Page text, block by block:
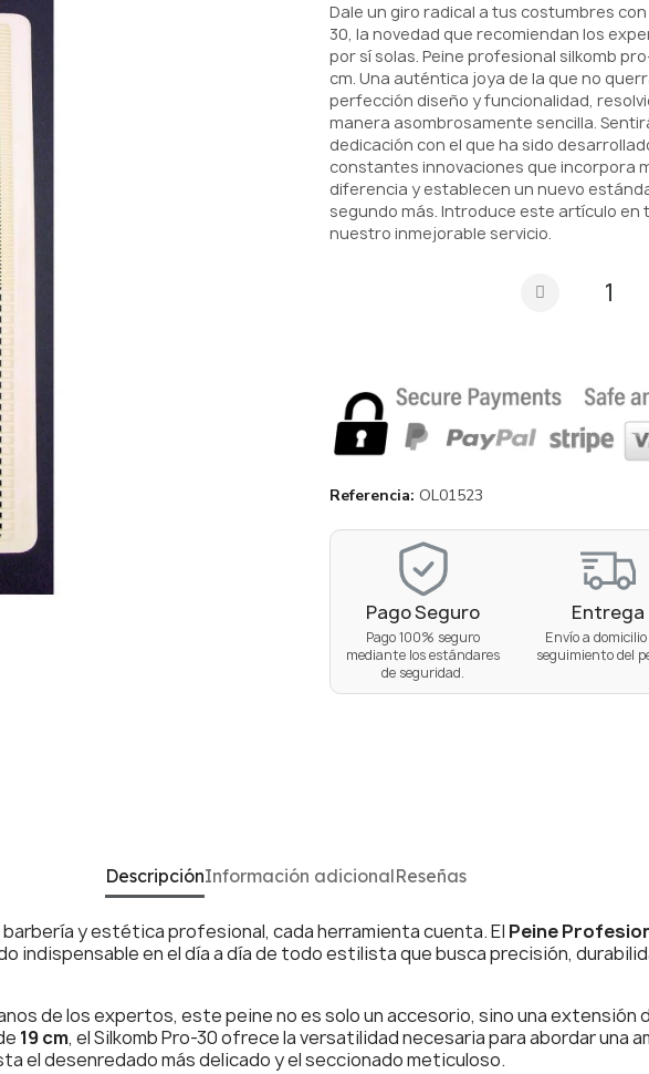
Dale un giro radical a tus costumbres
30, la novedad que recomiendan los
por sí solas. Peine profesional silkomb
cm. Una auténtica joya de la que no
perfección diseño y funcionalidad,
manera asombrosamente sencilla.
dedicación con el que ha sido
constantes innovaciones que incorpora
diferencia y establecen un nuevo
segundo más. Introduce este artículo
nuestro inmejorable servicio.
Referencia OL01523
Pago Seguro
Pago 100% seguro
mediante los estándares
de seguridad.
Entrega
Envío a
seguimiento del
DescripciónInformación adicionalReseñas
y estética profesional, cada herramienta cuenta. El Peine
indispensable en el día a día de todo estilista que busca precisión,
de los expertos, este peine no es solo un accesorio, sino una extensión
19 cm, el Silkomb Pro-30 ofrece la versatilidad necesaria para abordar una
el desenredado más delicado y el seccionado meticuloso.